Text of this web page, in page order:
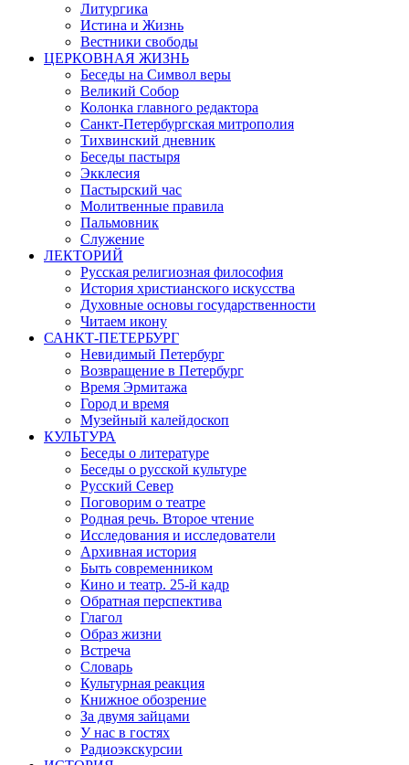
Литургика
Истина и Жизнь
Вестники свободы
ЦЕРКОВНАЯ ЖИЗНЬ
Беседы на Символ веры
Великий Собор
Колонка главного редактора
Санкт-Петербургская митрополия
Тихвинский дневник
Беседы пастыря
Экклесия
Пастырский час
Молитвенные правила
Пальмовник
Служение
ЛЕКТОРИЙ
Русская религиозная философия
История христианского искусства
Духовные основы государственности
Читаем икону
САНКТ-ПЕТЕРБУРГ
Невидимый Петербург
Возвращение в Петербург
Время Эрмитажа
Город и время
Музейный калейдоскоп
КУЛЬТУРА
Беседы о литературе
Беседы о русской культуре
Русский Север
Поговорим о театре
Родная речь. Второе чтение
Исследования и исследователи
Архивная история
Быть современником
Кино и театр. 25-й кадр
Обратная перспектива
Глагол
Образ жизни
Встреча
Словарь
Культурная реакция
Книжное обозрение
За двумя зайцами
У нас в гостях
Радиоэкскурсии